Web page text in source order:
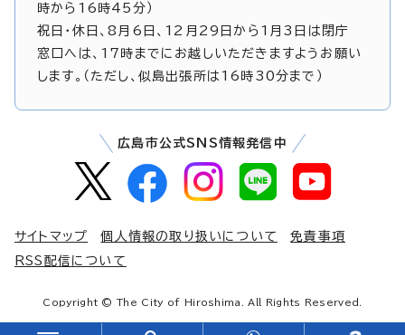
時から16時45分）
祝日・休日、8月6日、12月29日から1月3日は閉庁
窓口へは、17時までにお越しいただきますようお願い
します。（ただし、似島出張所は16時30分まで）
広島市公式SNS情報発信中
サイトマップ 個人情報の取り扱いについて
免責事項
RSS配信について
Copyright © The City of Hiroshima. All Rights Reserved.